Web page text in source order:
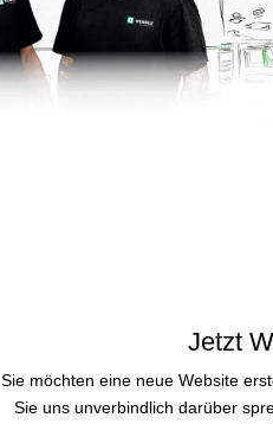
Jetzt
Sie möchten eine neue Website
Sie uns unverbindlich darüber